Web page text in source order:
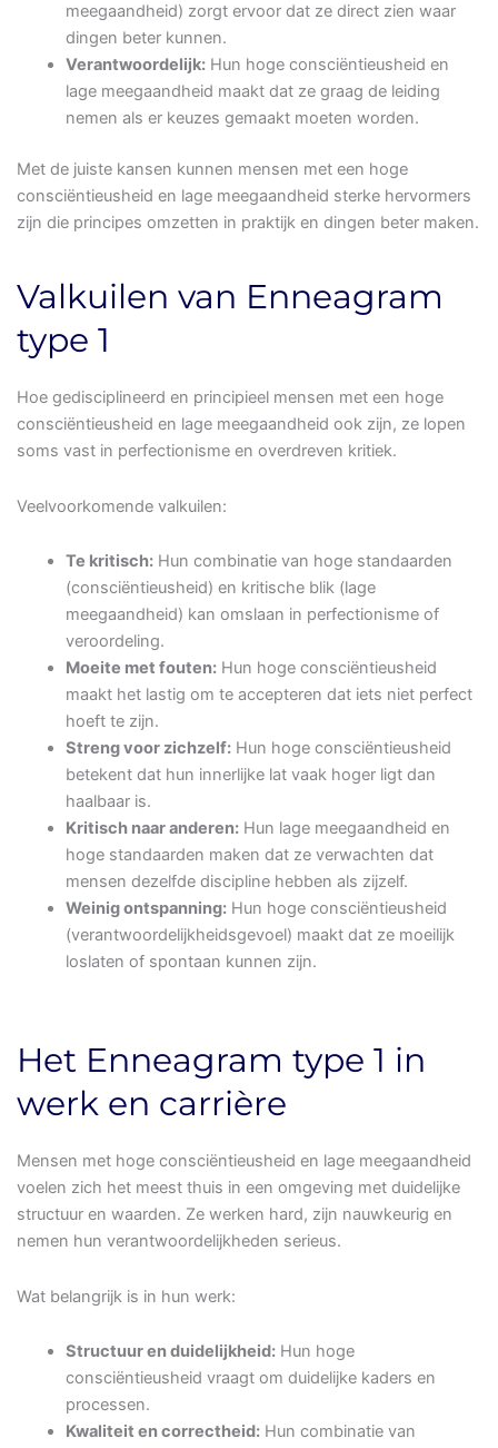
meegaandheid) zorgt ervoor dat ze direct zien waar
dingen beter kunnen.
Verantwoordelijk:Hun hoge consciëntieusheid en
lage meegaandheid maakt dat ze graag de leiding
nemen als er keuzes gemaakt moeten worden.
Met de juiste kansen kunnen mensen met een hoge
consciëntieusheid en lage meegaandheid sterke hervormers
zijn die principes omzetten in praktijk en dingen beter maken.
Valkuilen van Enneagram
type 1
Hoe gedisciplineerd en principieel mensen met een hoge
consciëntieusheid en lage meegaandheid ook zijn, ze lopen
soms vast in perfectionisme en overdreven kritiek.
Veelvoorkomende valkuilen:
Te kritisch:Hun combinatie van hoge standaarden
(consciëntieusheid) en kritische blik (lage
meegaandheid) kan omslaan in perfectionisme of
veroordeling.
Moeite met fouten:Hun hoge consciëntieusheid
maakt het lastig om te accepteren dat iets niet perfect
hoeft te zijn.
Streng voor zichzelf:Hun hoge consciëntieusheid
betekent dat hun innerlijke lat vaak hoger ligt dan
haalbaar is.
Kritisch naar anderen:Hun lage meegaandheid en
hoge standaarden maken dat ze verwachten dat
mensen dezelfde discipline hebben als zijzelf.
Weinig ontspanning:Hun hoge consciëntieusheid
(verantwoordelijkheidsgevoel) maakt dat ze moeilijk
loslaten of spontaan kunnen zijn.
Het Enneagram type 1 in
werk en carrière
Mensen met hoge consciëntieusheid en lage meegaandheid
voelen zich het meest thuis in een omgeving met duidelijke
structuur en waarden. Ze werken hard, zijn nauwkeurig en
nemen hun verantwoordelijkheden serieus.
Wat belangrijk is in hun werk:
Structuur en duidelijkheid:Hun hoge
consciëntieusheid vraagt om duidelijke kaders en
processen.
Kwaliteit en correctheid:Hun combinatie van